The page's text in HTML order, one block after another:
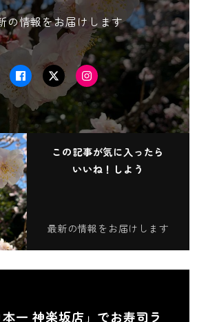
の情報をお届けします
FacebookTwitterInstagram
この記事が気に入ったら
いいね！しよう
最新の情報をお届けします
本一 神楽坂店」でお寿司ラ